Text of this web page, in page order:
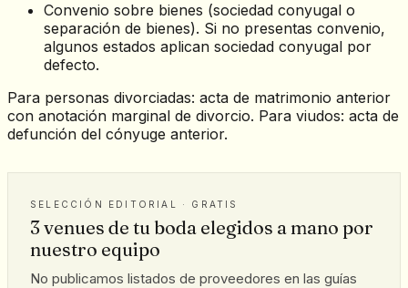
Convenio sobre bienes (sociedad conyugal o
separación de bienes). Si no presentas convenio,
algunos estados aplican sociedad conyugal por
defecto.
Para personas divorciadas: acta de matrimonio anterior
con anotación marginal de divorcio. Para viudos: acta de
defunción del cónyuge anterior.
SELECCIÓN EDITORIAL · GRATIS
3 venues de tu boda elegidos a mano por
nuestro equipo
No publicamos listados de proveedores en las guías